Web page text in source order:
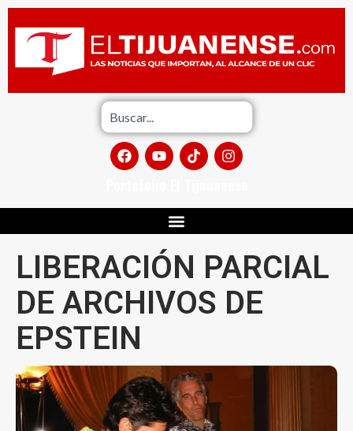
LIBERACIÓN PARCIAL
DE ARCHIVOS DE
EPSTEIN